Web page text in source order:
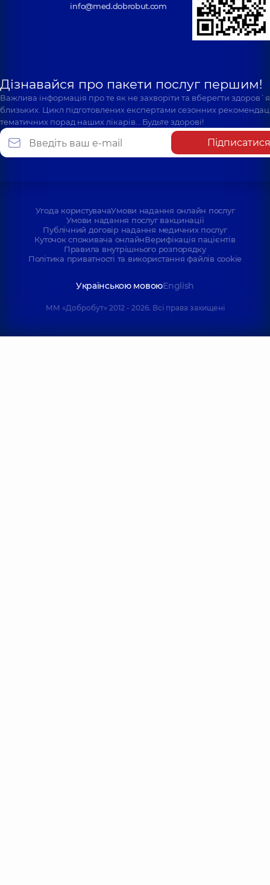
info@med.dobrobut.com
Дізнавайся про пакети послуг першим!
Важлива інформація про те як не захворіти та вберегти
близьких. Цикл підготовлених експертами сезонних
тематичних порад наших лікарів… Будьте здорові!
Підписатися
Угода користувачаУмови надання онлайн послуг
Умови надання послуг вакцинації
Публічний договір надання медичних послуг
Куточок споживача онлайнВерифікація пацієнтів
Правила внутрішнього розпорядку
Політика приватності та використання файлів cookie
Українською мовоюEnglish
ММ «Добробут» 2012 - 2026. Всі права захищені